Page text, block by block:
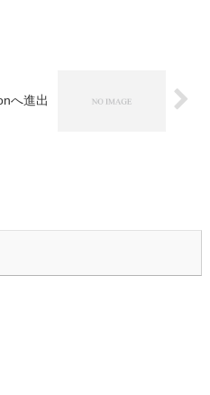
へ進出